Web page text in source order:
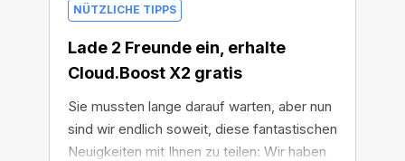
NÜTZLICHE TIPPS
Lade 2 Freunde ein, erhalte
Cloud.Boost X2 gratis
Sie mussten lange darauf warten, aber nun
sind wir endlich soweit, diese fantastischen
Neuigkeiten mit Ihnen zu teilen: Wir haben